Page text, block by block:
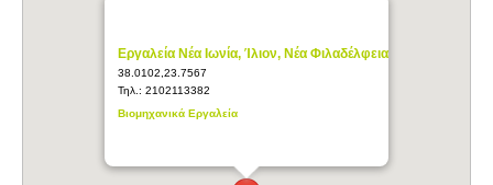
Εργαλεία Νέα Ιωνία, Ίλιον, Νέα Φιλαδέλφεια
38.0102,23.7567
Τηλ.: 2102113382
Βιομηχανικά Εργαλεία